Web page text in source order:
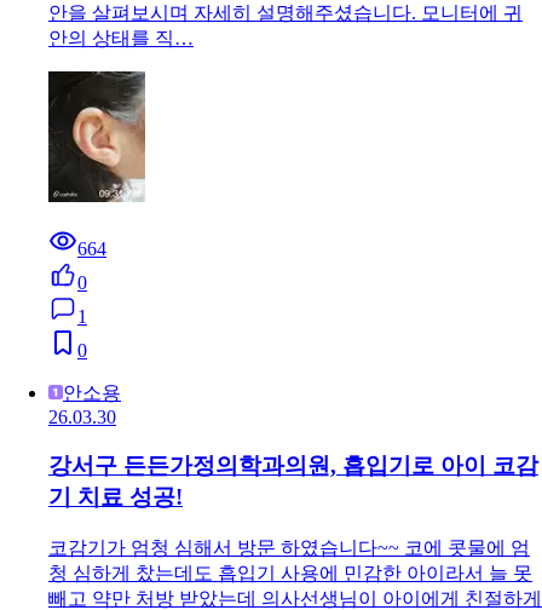
안을 살펴보시며 자세히 설명해주셨습니다. 모니터에 귀
안의 상태를 직…
664
0
1
0
안소용
26.03.30
강서구 든든가정의학과의원, 흡입기로 아이 코감
기 치료 성공!
코감기가 엄청 심해서 방문 하였습니다~~ 코에 콧물에 엄
청 심하게 찼는데도 흡입기 사용에 민감한 아이라서 늘 못
빼고 약만 처방 받았는데 의사선생님이 아이에게 친절하게